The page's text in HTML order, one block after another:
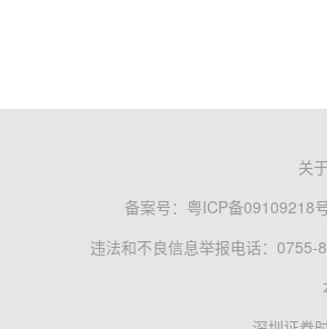
关
备案号： 粤ICP备09109218
违法和不良信息举报电话：0755-